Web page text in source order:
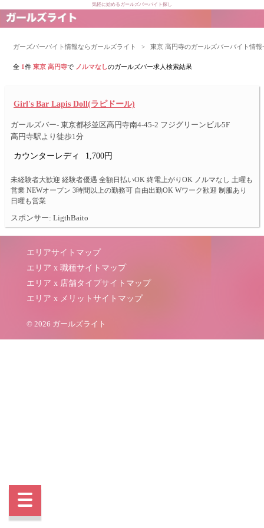
気軽に始めるガールズバーバイト探し
ガーズバーバイト情報ならガールズライト > 東京 高円寺のガールズバーバイト情報
全 1件東京 高円寺で ノルマなしのガールズバー求人検索結果
Girl's Bar Lapis Doll(ラピドール)
ガールズバー- 東京都杉並区高円寺南4-45-2 フジグリーンビル5F
高円寺駅より徒歩1分
カウンターレディ 1,700円
未経験者大歓迎 経験者優遇 全額日払いOK 終電上がりOK ノルマなし 土曜も
営業 NEWオープン 3時間以上の勤務可 自由出勤OK Wワーク歓迎 制服あり
日曜も営業
スポンサー: LigthBaito
エリアサイトマップ
エリア x 職種サイトマップ
エリア x 店舗タイプサイトマップ
エリア x メリットサイトマップ
© 2026 ガールズライト